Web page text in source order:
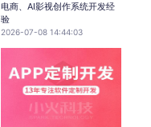
电商、AI影视创作系统开发经
验
2026-07-08 14:44:03